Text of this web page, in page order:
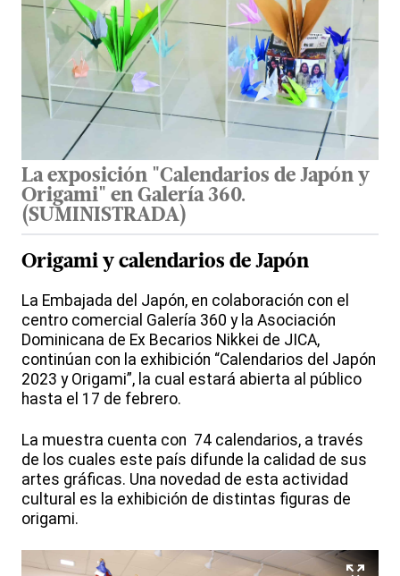
La exposición "Calendarios de Japón y
Origami" en Galería 360.
(SUMINISTRADA)
Origami y calendarios de Japón
La Embajada del Japón, en colaboración con el
centro comercial Galería 360 y la Asociación
Dominicana de Ex Becarios Nikkei de JICA,
continúan con la exhibición “Calendarios del Japón
2023 y Origami”, la cual estará abierta al público
hasta el 17 de febrero.
La muestra cuenta con 74 calendarios, a través
de los cuales este país difunde la calidad de sus
artes gráficas. Una novedad de esta actividad
cultural es la exhibición de distintas figuras de
origami.